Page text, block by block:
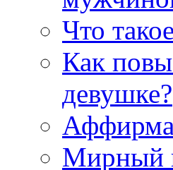
Что
Как
девушке?
Мирный